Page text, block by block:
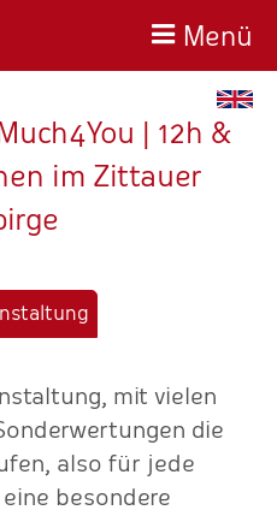
Menü
| 12h &
im Zittauer
mit vielen
die
also für jede
besondere